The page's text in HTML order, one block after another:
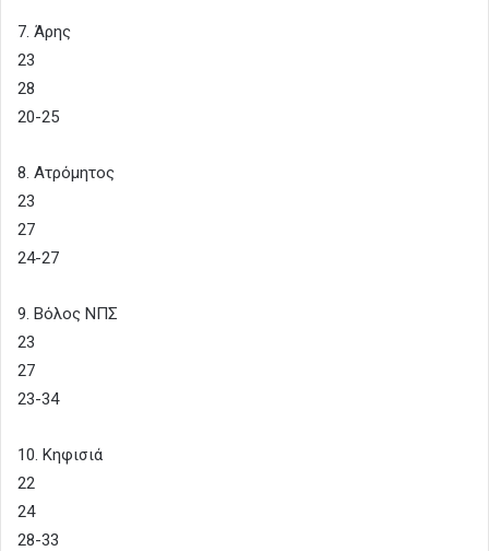
7. Άρης
23
28
20-25
8. Ατρόμητος
23
27
24-27
9. Βόλος ΝΠΣ
23
27
23-34
10. Κηφισιά
22
24
28-33